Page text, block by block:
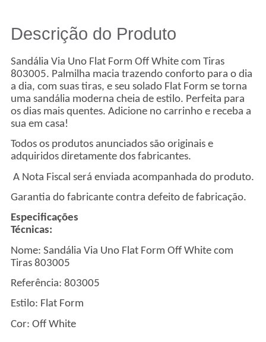
Descrição do Produto
Sandália Via Uno Flat Form Off White com Tiras
803005. Palmilha macia trazendo conforto para o dia
a dia, com suas tiras, e seu solado Flat Form se torna
uma sandália moderna cheia de estilo. Perfeita para
os dias mais quentes. Adicione no carrinho e receba a
sua em casa!
Todos os produtos anunciados são originais e
adquiridos diretamente dos fabricantes.
A Nota Fiscal será enviada acompanhada do produto.
Garantia do fabricante contra defeito de fabricação.
Especificações
Nome: Sandália Via Uno Flat Form Off White com
Tiras 803005
Referência: 803005
Estilo: Flat Form
Cor: Off White